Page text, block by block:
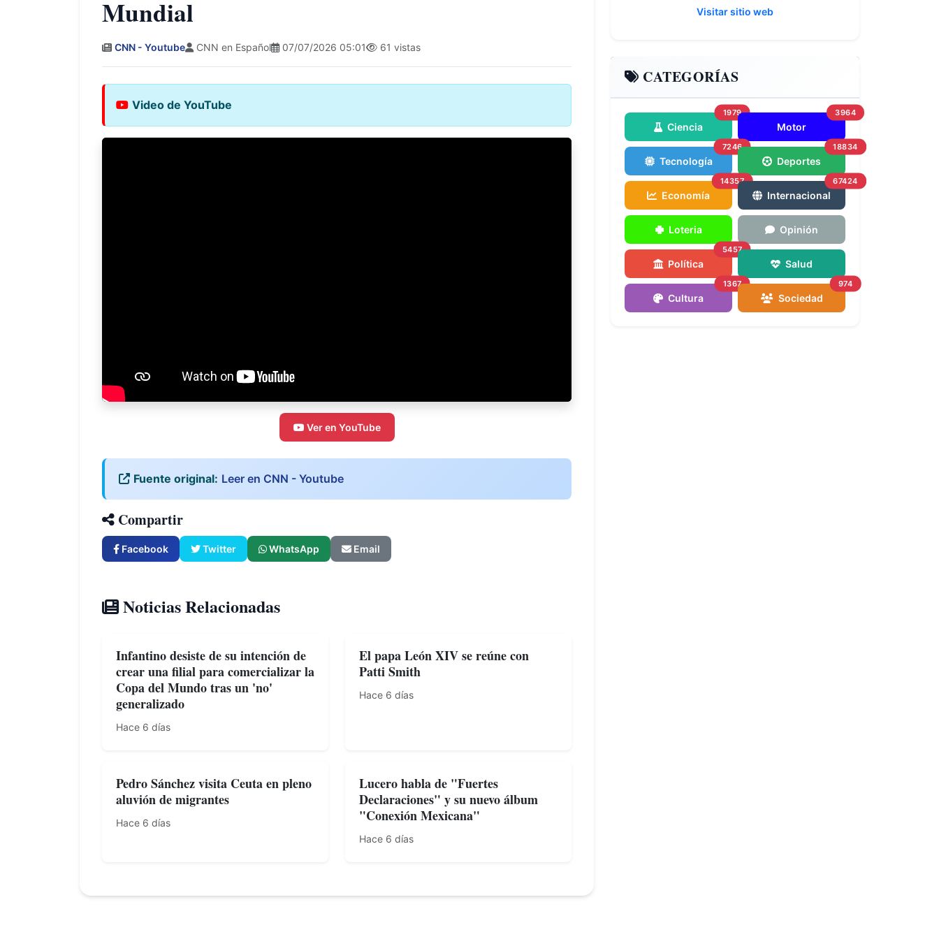
Mundial
CNN - Youtube CNN en Español 07/07/2026 05:01 61 vistas
Video de YouTube
Ver en YouTube
Fuente original: Leer en CNN - Youtube
Compartir
Facebook Twitter WhatsApp Email
Noticias Relacionadas
Infantino desiste de su intención de
crear una filial para comercializar la
Copa del Mundo tras un 'no'
generalizado
Hace 6 días
El papa León XIV se reúne con
Patti Smith
Hace 6 días
Pedro Sánchez visita Ceuta en pleno
aluvión de migrantes
Hace 6 días
Lucero habla de "Fuertes
Declaraciones" y su nuevo álbum
"Conexión Mexicana"
Hace 6 días
Visitar sitio web
CATEGORÍAS
Ciencia
1979
Motor
3964
Tecnología
7246
Deportes
18834
Economía
14357
Internacional
67424
Loteria Opinión
Política
5457
Salud
Cultura
1367
Sociedad
974